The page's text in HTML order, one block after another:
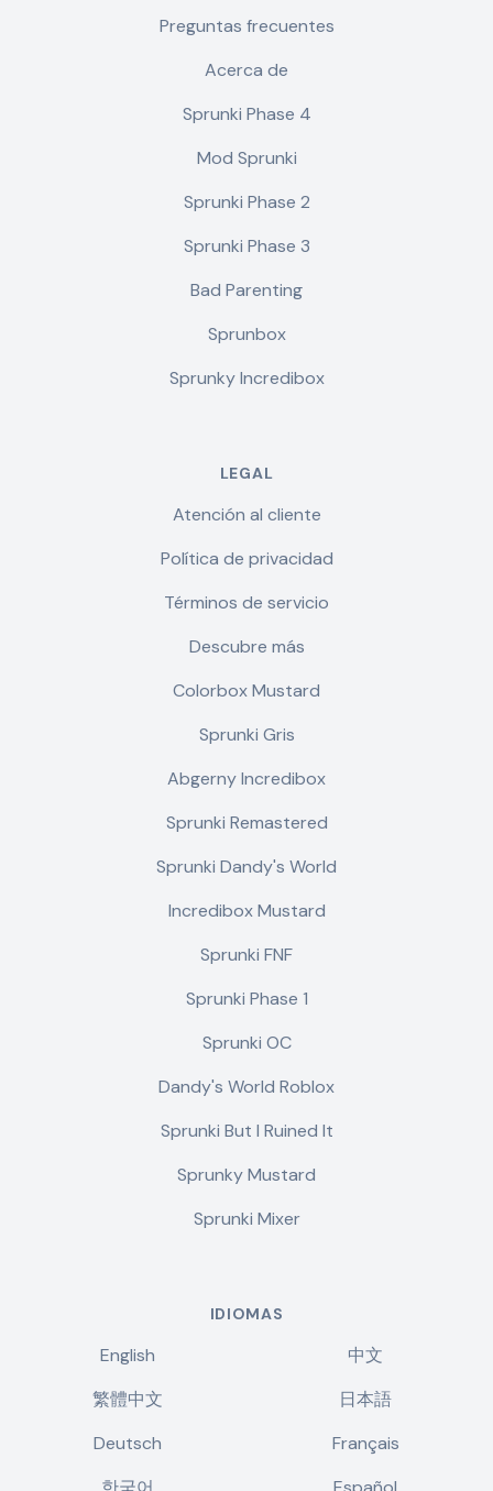
Preguntas frecuentes
Acerca de
Sprunki Phase 4
Mod Sprunki
Sprunki Phase 2
Sprunki Phase 3
Bad Parenting
Sprunbox
Sprunky Incredibox
LEGAL
Atención al cliente
Política de privacidad
Términos de servicio
Descubre más
Colorbox Mustard
Sprunki Gris
Abgerny Incredibox
Sprunki Remastered
Sprunki Dandy's World
Incredibox Mustard
Sprunki FNF
Sprunki Phase 1
Sprunki OC
Dandy's World Roblox
Sprunki But I Ruined It
Sprunky Mustard
Sprunki Mixer
IDIOMAS
English
中文
繁體中文
日本語
Deutsch
Français